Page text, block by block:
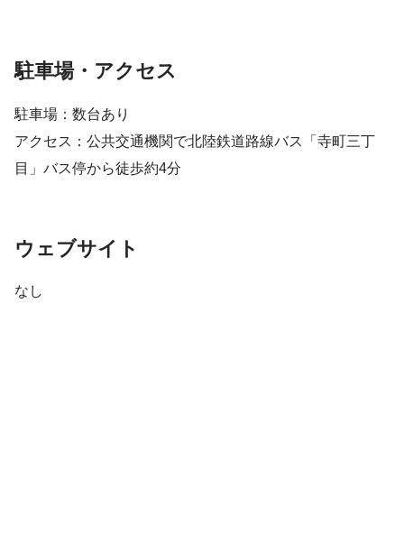
駐車場・アクセス
駐車場：数台あり
アクセス：公共交通機関で北陸鉄道路線バス「寺町三丁
目」バス停から徒歩約4分
ウェブサイト
なし